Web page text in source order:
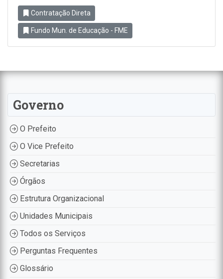
Contratação Direta
Fundo Mun. de Educação - FME
Governo
O Prefeito
O Vice Prefeito
Secretarias
Órgãos
Estrutura Organizacional
Unidades Municipais
Todos os Serviços
Perguntas Frequentes
Glossário